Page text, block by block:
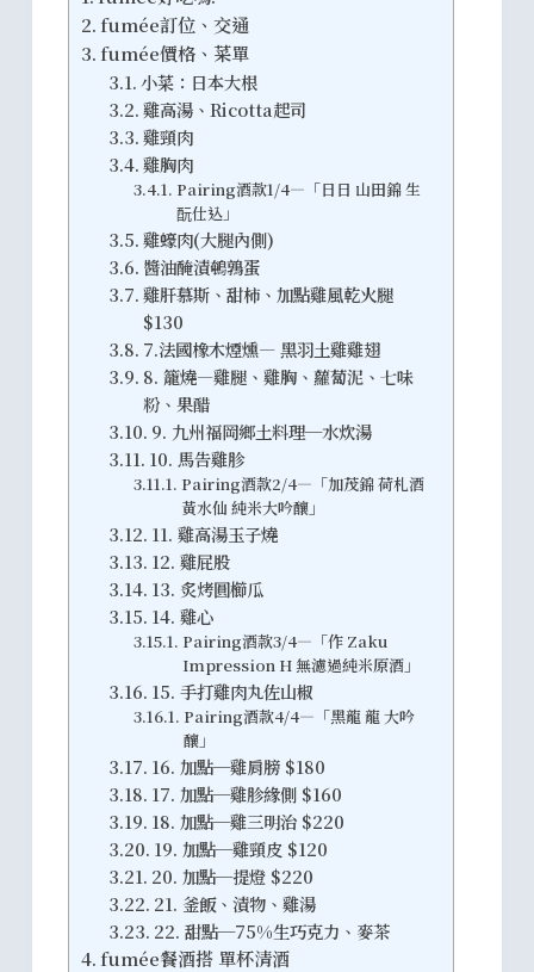
fumée訂位、交通
fumée價格、菜單
小菜：日本大根
雞高湯、Ricotta起司
雞頸肉
雞胸肉
Pairing酒款1/4—「日日 山田錦 生
酛仕込」
雞蠔肉(大腿內側)
醬油醃漬鵪鶉蛋
雞肝慕斯、甜柿、加點雞風乾火腿
$130
7.法國橡木煙燻— 黑羽土雞雞翅
8. 籠燒—雞腿、雞胸、蘿蔔泥、七味
粉、果醋
9. 九州福岡鄉土料理─水炊湯
10. 馬告雞胗
Pairing酒款2/4—「加茂錦 荷札酒
黃水仙 純米大吟釀」
11. 雞高湯玉子燒
12. 雞屁股
13. 炙烤圓櫛瓜
14. 雞心
Pairing酒款3/4—「作 Zaku
Impression H 無濾過純米原酒」
15. 手打雞肉丸佐山椒
Pairing酒款4/4—「黑龍 龍 大吟
釀」
16. 加點─雞肩膀 $180
17. 加點─雞胗緣側 $160
18. 加點─雞三明治 $220
19. 加點─雞頸皮 $120
20. 加點─提燈 $220
21. 釜飯、漬物、雞湯
22. 甜點─75%生巧克力、麥茶
fumée餐酒搭 單杯清酒